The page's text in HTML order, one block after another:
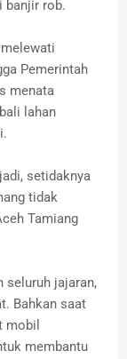
banjir rob.
Pemerintah
menata
lahan
setidaknya
tidak
Tamiang
seluruh jajaran,
Bahkan saat
mobil
membantu